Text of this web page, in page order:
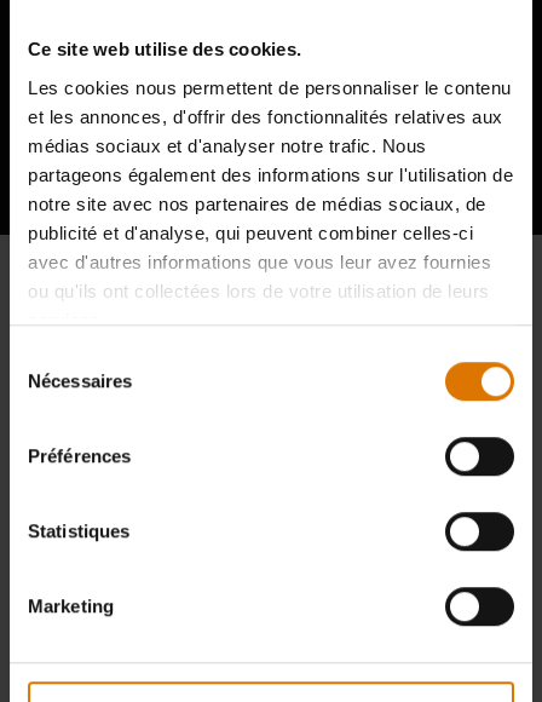
Ce site web utilise des cookies.
Les cookies nous permettent de personnaliser le contenu
et les annonces, d'offrir des fonctionnalités relatives aux
médias sociaux et d'analyser notre trafic. Nous
partageons également des informations sur l'utilisation de
notre site avec nos partenaires de médias sociaux, de
publicité et d'analyse, qui peuvent combiner celles-ci
avec d'autres informations que vous leur avez fournies
ou qu'ils ont collectées lors de votre utilisation de leurs
services.
Nécessaires
Préférences
Statistiques
Marketing
Témoignages d'autres amateurs de
barbecue